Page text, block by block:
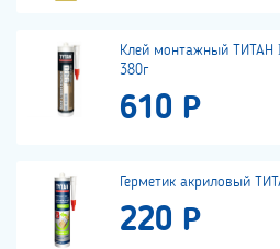
Клей монтажный ТИТАН
380г
610 Р
Герметик акриловый
220 Р